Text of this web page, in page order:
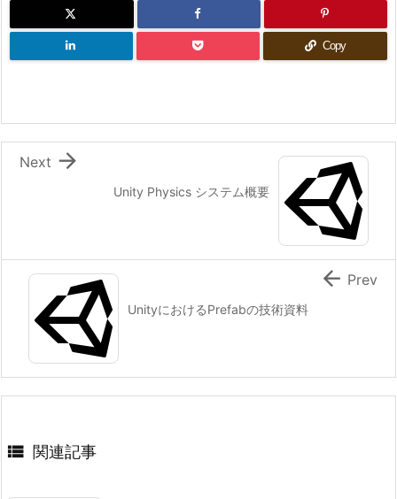
制
用:
ブ
ン
リ
の
設
Copy
Unity Physics システム概要

Next
UnityにおけるPrefabの技術資料
 Prev
 関連記事